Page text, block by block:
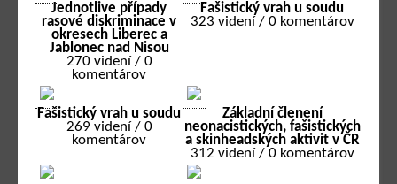
Jednotlive případy
rasové diskriminace v
okresech Liberec a
Jablonec nad Nisou
270 videní / 0
komentárov
Fašistický vrah u soudu
323 videní / 0 komentárov
Fašistický vrah u soudu
269 videní / 0
komentárov
Základní členení
neonacistických, fašistických
a skinheadských aktivit v ČR
312 videní / 0 komentárov